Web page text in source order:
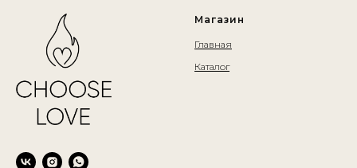
Магазин
Главная
Каталог